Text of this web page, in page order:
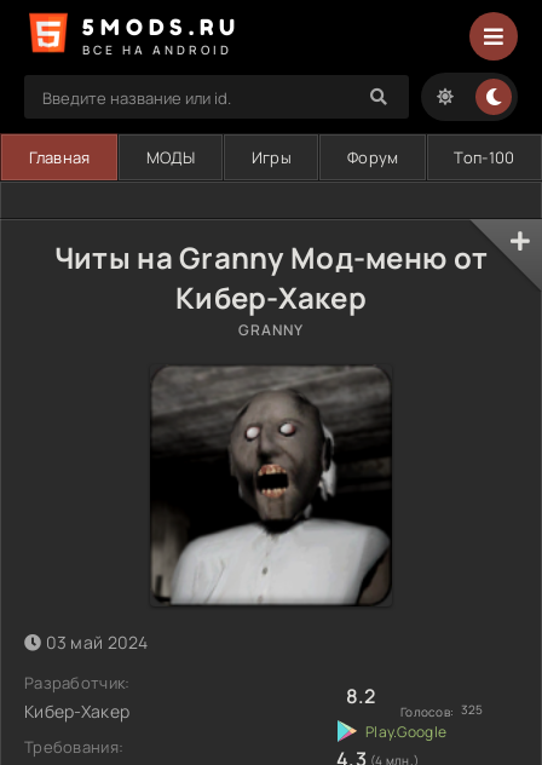
5MODS.RU
ВСЕ НА ANDROID
Главная МОДЫ Игры Форум Топ-100
Читы на Granny Мод-меню от
Кибер-Хакер
GRANNY
03 май 2024
Разработчик:
Кибер-Хакер
Требования:
8.2
Голосов: 325
4.3 (4 млн.)